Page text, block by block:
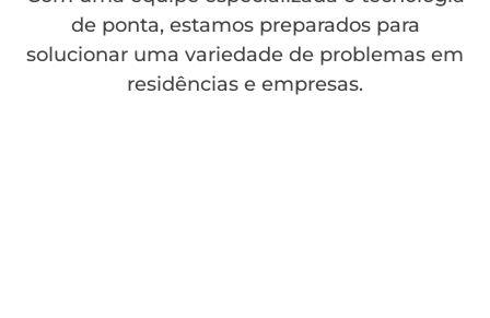
de ponta, estamos preparados para
solucionar uma variedade de problemas em
residências e empresas.